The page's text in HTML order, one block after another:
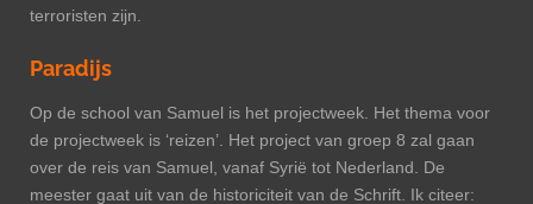
terroristen zijn.
Paradijs
Op de school van Samuel is het projectweek. Het thema voor
de projectweek is ‘reizen’. Het project van groep 8 zal gaan
over de reis van Samuel, vanaf Syrië tot Nederland. De
meester gaat uit van de historiciteit van de Schrift. Ik citeer: